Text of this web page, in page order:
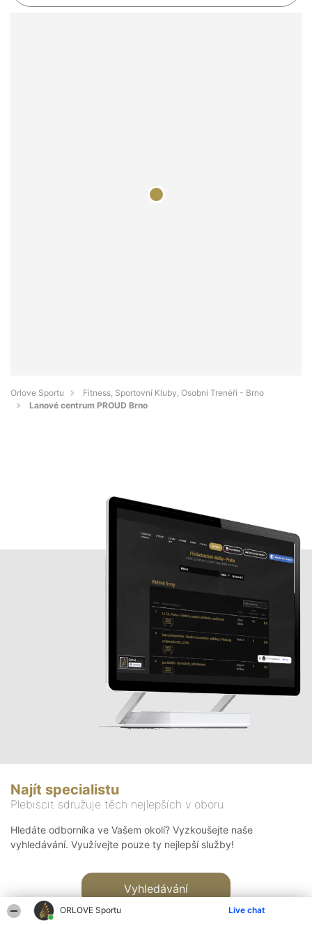
ORLOVE Sportu Live chat
Orlove Sportu
Fitness, Sportovní Kluby, Osobní Trenéři - Brno
Lanové centrum PROUD Brno
Najít specialistu
Plebiscit sdružuje těch nejlepších v oboru
Hledáte odborníka ve Vašem okolí? Vyzkoušejte naše
vyhledávání. Využívejte pouze ty nejlepší služby!
Vyhledávání